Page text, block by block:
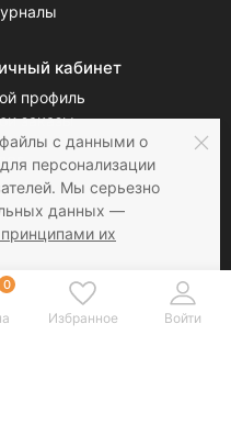
кабинет
профиль
заказы
к оплате
с данными о
персонализации
Мы серьезно
данных —
их
cookie в
0
Избранное Войти